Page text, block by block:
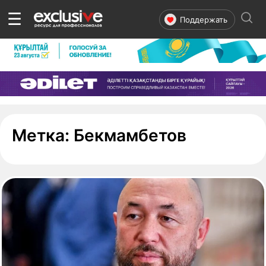
☰ Поддержать
Метка: Бекмамбетов